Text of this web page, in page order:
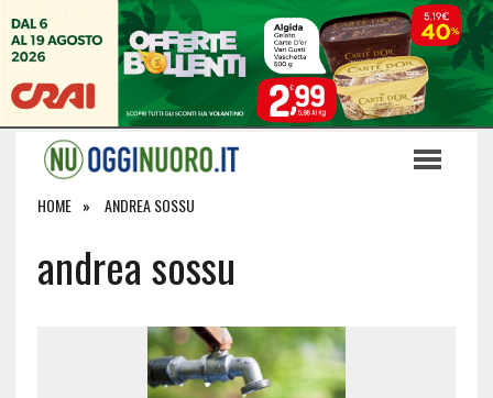
HOME ANDREA SOSSU
andrea sossu